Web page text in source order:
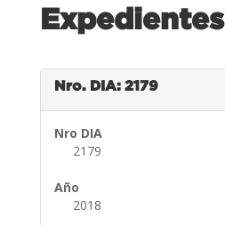
Expedientes
Nro. DIA: 2179
Nro DIA
2179
Año
2018